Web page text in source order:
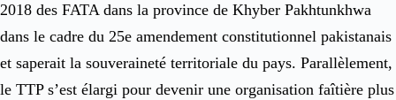
2018 des FATA dans la province de Khyber Pakhtunkhwa
dans le cadre du 25e amendement constitutionnel pakistanais
et saperait la souveraineté territoriale du pays. Parallèlement,
le TTP s’est élargi pour devenir une organisation faîtière plus